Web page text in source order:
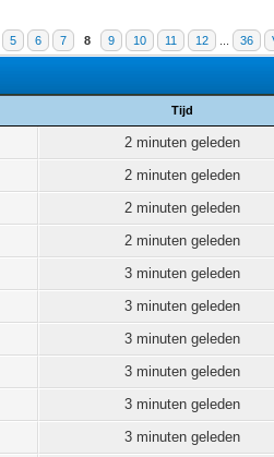
5 6 7 8 9 10 11 12 36
Tijd
2 minuten geleden
2 minuten geleden
2 minuten geleden
2 minuten geleden
3 minuten geleden
3 minuten geleden
3 minuten geleden
3 minuten geleden
3 minuten geleden
3 minuten geleden